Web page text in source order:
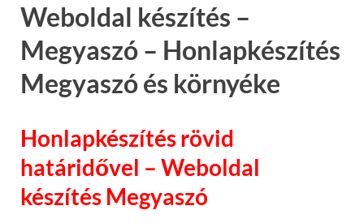
Weboldal készítés –
Megyaszó – Honlapkészítés
Megyaszó és környéke
Honlapkészítés rövid
határidővel – Weboldal
készítés Megyaszó